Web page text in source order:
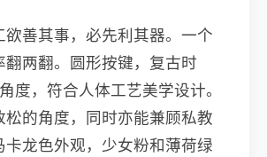
善其事，必先利其器。一个
两翻。圆形按键，复古时
度，符合人体工艺美学设计。
的角度，同时亦能兼顾私教
卡龙色外观，少女粉和薄荷绿